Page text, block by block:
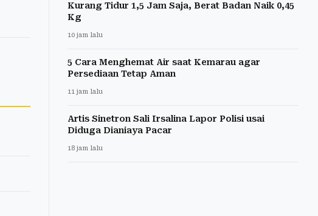
Kurang Tidur 1,5 Jam Saja, Berat Badan Naik 0,45
Kg
10 jam lalu
5 Cara Menghemat Air saat Kemarau agar
Persediaan Tetap Aman
11 jam lalu
Artis Sinetron Sali Irsalina Lapor Polisi usai
Diduga Dianiaya Pacar
18 jam lalu